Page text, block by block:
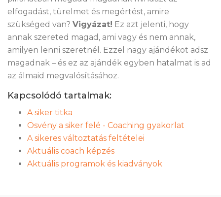
elfogadást, türelmet és megértést, amire
szükséged van? Vigyázat! Ez azt jelenti, hogy
annak szereted magad, ami vagy és nem annak,
amilyen lenni szeretnél. Ezzel nagy ajándékot adsz
magadnak – és ez az ajándék egyben hatalmat is ad
az álmaid megvalósításához.
Kapcsolódó tartalmak:
A siker titka
Ösvény a siker felé - Coaching gyakorlat
A sikeres változtatás feltételei
Aktuális coach képzés
Aktuális programok és kiadványok